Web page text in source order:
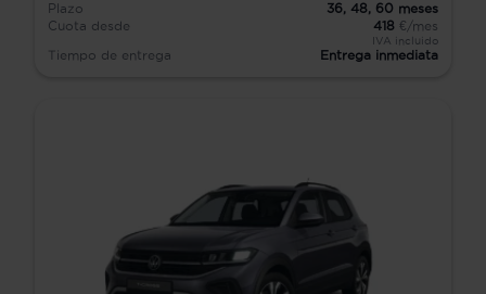
Plazo
36, 48, 60 meses
Cuota desde
418 €/mes
IVA incluido
Tiempo de entrega Entrega inmediata